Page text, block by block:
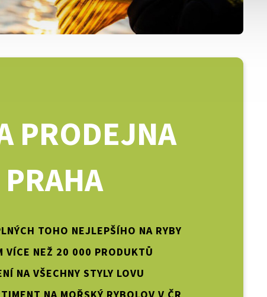
PRODEJNA
PRAHA
TOHO NEJLEPŠÍHO NA RYBY
VÍCE NEŽ 20 000 PRODUKTŮ
NA VŠECHNY STYLY LOVU